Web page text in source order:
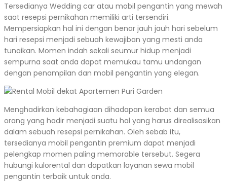
Tersedianya Wedding car atau mobil pengantin yang mewah
saat resepsi pernikahan memiliki arti tersendiri.
Mempersiapkan hal ini dengan benar jauh jauh hari sebelum
hari resepsi menjadi sebuah kewajiban yang mesti anda
tunaikan. Momen indah sekali seumur hidup menjadi
sempurna saat anda dapat memukau tamu undangan
dengan penampilan dan mobil pengantin yang elegan.
Menghadirkan kebahagiaan dihadapan kerabat dan semua
orang yang hadir menjadi suatu hal yang harus direalisasikan
dalam sebuah resepsi pernikahan. Oleh sebab itu,
tersedianya mobil pengantin premium dapat menjadi
pelengkap momen paling memorable tersebut. Segera
hubungi kulorental dan dapatkan layanan sewa mobil
pengantin terbaik untuk anda.